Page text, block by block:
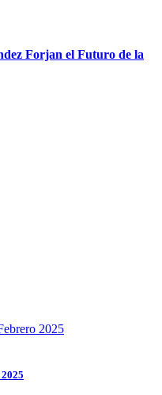
Forjan el Futuro de la